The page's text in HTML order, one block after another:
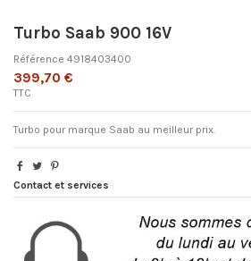
Turbo Saab 900 16V
Référence 4918403400
399,70 €
TTC
Turbo pour marque Saab au meilleur prix.
Contact et services